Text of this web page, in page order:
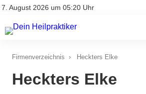
7. August 2026 um 05:20 Uhr
Impressum
Natürliche Medizin
Heilpflanzen & Kräuterkunde
Firmenverzeichnis › Heckters Elke
Heckters Elke